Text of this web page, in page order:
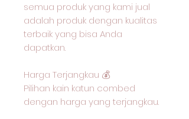
semua produk yang kami jual
adalah produk dengan kualitas
terbaik yang bisa Anda
dapatkan.
Harga Terjangkau 💰
Pilihan kain katun combed
dengan harga yang terjangkau.